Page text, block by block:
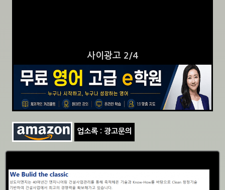
사이광고 3/4
업소록 : 광고문의